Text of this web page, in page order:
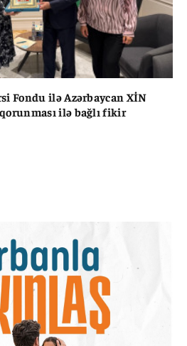
Fondu ilə Azərbaycan XİN
ilə bağlı fikir